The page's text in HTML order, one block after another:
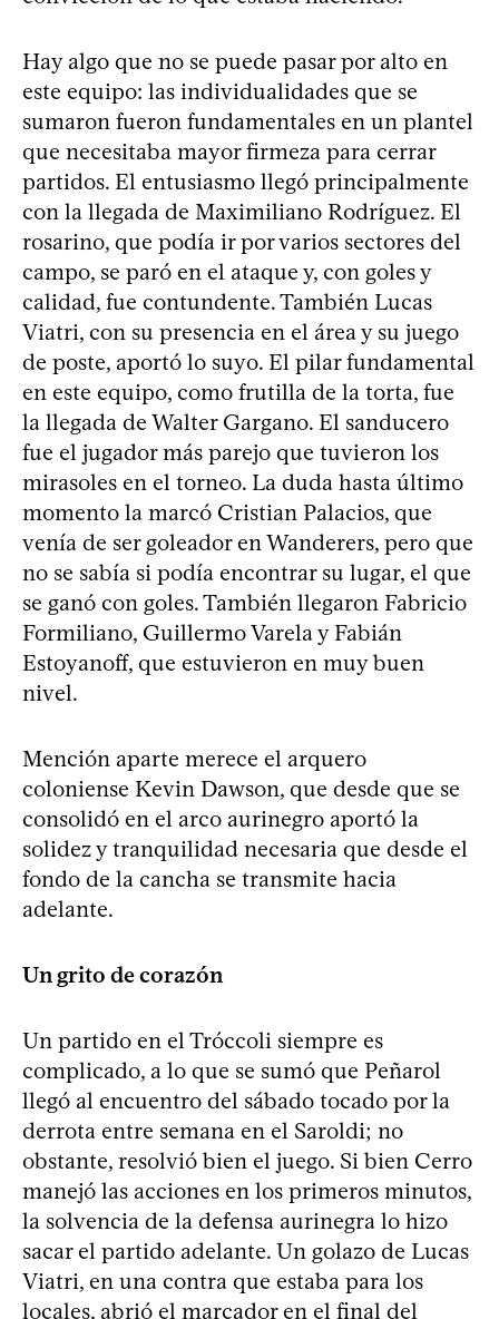
Hay algo que no se puede pasar por alto en
este equipo: las individualidades que se
sumaron fueron fundamentales en un plantel
que necesitaba mayor firmeza para cerrar
partidos. El entusiasmo llegó principalmente
con la llegada de Maximiliano Rodríguez. El
rosarino, que podía ir por varios sectores del
campo, se paró en el ataque y, con goles y
calidad, fue contundente. También Lucas
Viatri, con su presencia en el área y su juego
de poste, aportó lo suyo. El pilar fundamental
en este equipo, como frutilla de la torta, fue
la llegada de Walter Gargano. El sanducero
fue el jugador más parejo que tuvieron los
mirasoles en el torneo. La duda hasta último
momento la marcó Cristian Palacios, que
venía de ser goleador en Wanderers, pero que
no se sabía si podía encontrar su lugar, el que
se ganó con goles. También llegaron Fabricio
Formiliano, Guillermo Varela y Fabián
Estoyanoff, que estuvieron en muy buen
nivel.
Mención aparte merece el arquero
coloniense Kevin Dawson, que desde que se
consolidó en el arco aurinegro aportó la
solidez y tranquilidad necesaria que desde el
fondo de la cancha se transmite hacia
adelante.
Un grito de corazón
Un partido en el Tróccoli siempre es
complicado, a lo que se sumó que Peñarol
llegó al encuentro del sábado tocado por la
derrota entre semana en el Saroldi; no
obstante, resolvió bien el juego. Si bien Cerro
manejó las acciones en los primeros minutos,
la solvencia de la defensa aurinegra lo hizo
sacar el partido adelante. Un golazo de Lucas
Viatri, en una contra que estaba para los
locales, abrió el marcador en el final del